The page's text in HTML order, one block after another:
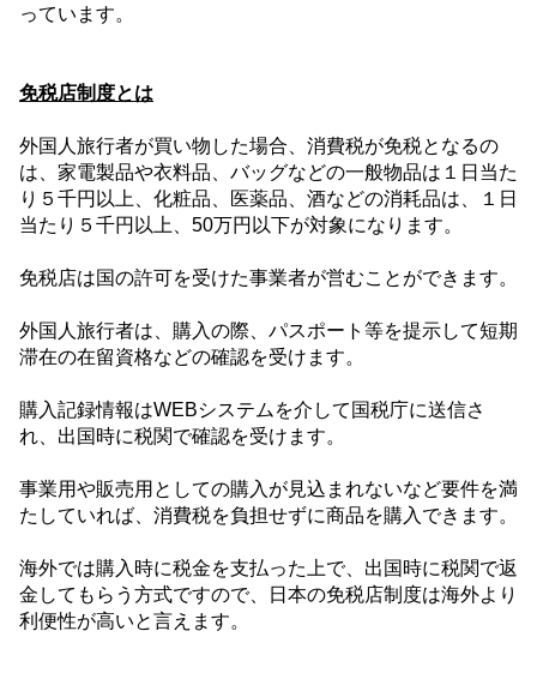
っています。
免税店制度とは
外国人旅行者が買い物した場合、消費税が免税となるの
は、家電製品や衣料品、バッグなどの一般物品は１日当た
り５千円以上、化粧品、医薬品、酒などの消耗品は、１日
当たり５千円以上、 50万円以下が対象になります。
免税店は国の許可を受けた事業者が営むことができます。
外国人旅行者は、購入の際、パスポート等を提示して短期
滞在の在留資格などの確認を受けます。
購入記録情報はWEBシステムを介して国税庁に送信さ
れ、出国時に税関で確認を受けます。
事業用や販売用としての購入が見込まれないなど要件を満
たしていれば、消費税を負担せずに商品を購入できます。
海外では購入時に税金を支払った上で、出国時に税関で返
金してもらう方式ですので、日本の免税店制度は海外より
利便性が高いと言えます。